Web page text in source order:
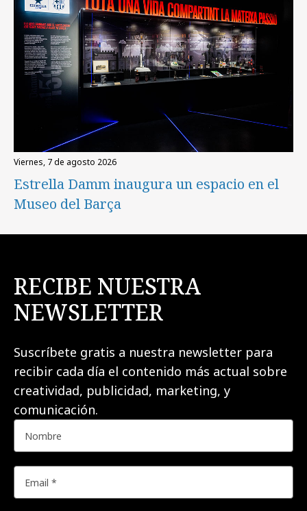
viernes, 7 de agosto 2026
Estrella Damm inaugura un espacio en el
Museo del Barça
RECIBE NUESTRA
NEWSLETTER
Suscríbete gratis a nuestra newsletter para
recibir cada día el contenido más actual sobre
creatividad, publicidad, marketing, y
comunicación.